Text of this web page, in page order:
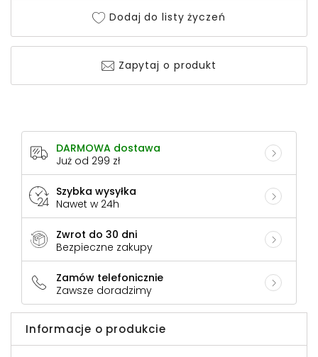
Dodaj do listy życzeń
Zapytaj o produkt
DARMOWA dostawa
Już od 299 zł
Szybka wysyłka
Nawet w 24h
Zwrot do 30 dni
Bezpieczne zakupy
Zamów telefonicznie
Zawsze doradzimy
Informacje o produkcie